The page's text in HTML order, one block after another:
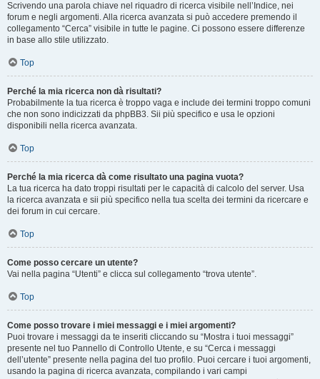
Scrivendo una parola chiave nel riquadro di ricerca visibile nell’Indice, nei
forum e negli argomenti. Alla ricerca avanzata si può accedere premendo il
collegamento “Cerca” visibile in tutte le pagine. Ci possono essere differenze
in base allo stile utilizzato.
Top
Perché la mia ricerca non dà risultati?
Probabilmente la tua ricerca è troppo vaga e include dei termini troppo comuni
che non sono indicizzati da phpBB3. Sii più specifico e usa le opzioni
disponibili nella ricerca avanzata.
Top
Perché la mia ricerca dà come risultato una pagina vuota?
La tua ricerca ha dato troppi risultati per le capacità di calcolo del server. Usa
la ricerca avanzata e sii più specifico nella tua scelta dei termini da ricercare e
dei forum in cui cercare.
Top
Come posso cercare un utente?
Vai nella pagina “Utenti” e clicca sul collegamento “trova utente”.
Top
Come posso trovare i miei messaggi e i miei argomenti?
Puoi trovare i messaggi da te inseriti cliccando su “Mostra i tuoi messaggi”
presente nel tuo Pannello di Controllo Utente, e su “Cerca i messaggi
dell’utente” presente nella pagina del tuo profilo. Puoi cercare i tuoi argomenti,
usando la pagina di ricerca avanzata, compilando i vari campi